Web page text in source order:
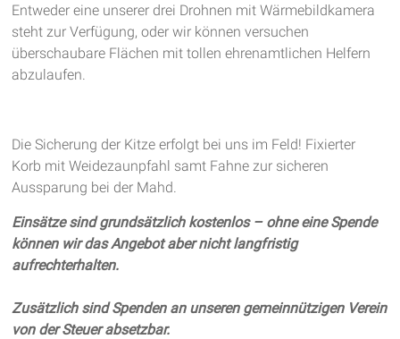
Entweder eine unserer drei Drohnen mit Wärmebildkamera
steht zur Verfügung, oder wir können versuchen
überschaubare Flächen mit tollen ehrenamtlichen Helfern
abzulaufen.
Die Sicherung der Kitze erfolgt bei uns im Feld! Fixierter
Korb mit Weidezaunpfahl samt Fahne zur sicheren
Aussparung bei der Mahd.
Einsätze sind grundsätzlich kostenlos – ohne eine Spende
können wir das Angebot aber nicht langfristig
aufrechterhalten.
Zusätzlich sind Spenden an unseren gemeinnützigen Verein
von der Steuer absetzbar.